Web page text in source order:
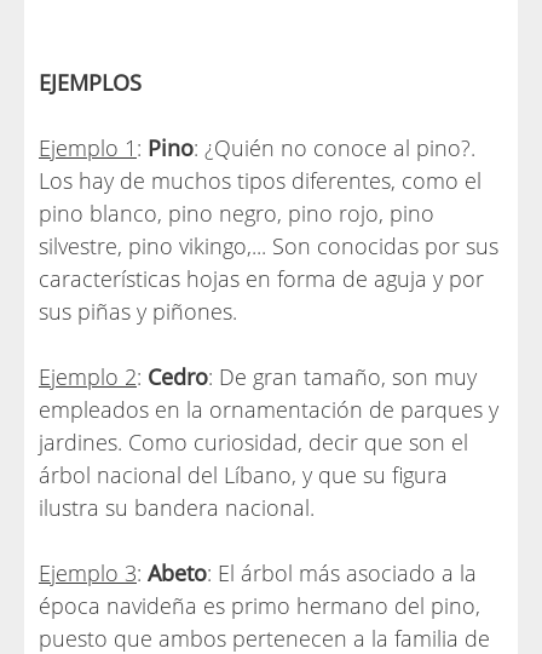
EJEMPLOS
Ejemplo 1 : Pino: ¿Quién no conoce al pino?.
Los hay de muchos tipos diferentes, como el
pino blanco, pino negro, pino rojo, pino
silvestre, pino vikingo,... Son conocidas por sus
características hojas en forma de aguja y por
sus piñas y piñones.
Ejemplo 2: Cedro: De gran tamaño, son muy
empleados en la ornamentación de parques y
jardines. Como curiosidad, decir que son el
árbol nacional del Líbano, y que su figura
ilustra su bandera nacional.
Ejemplo 3: Abeto: El árbol más asociado a la
época navideña es primo hermano del pino,
puesto que ambos pertenecen a la familia de